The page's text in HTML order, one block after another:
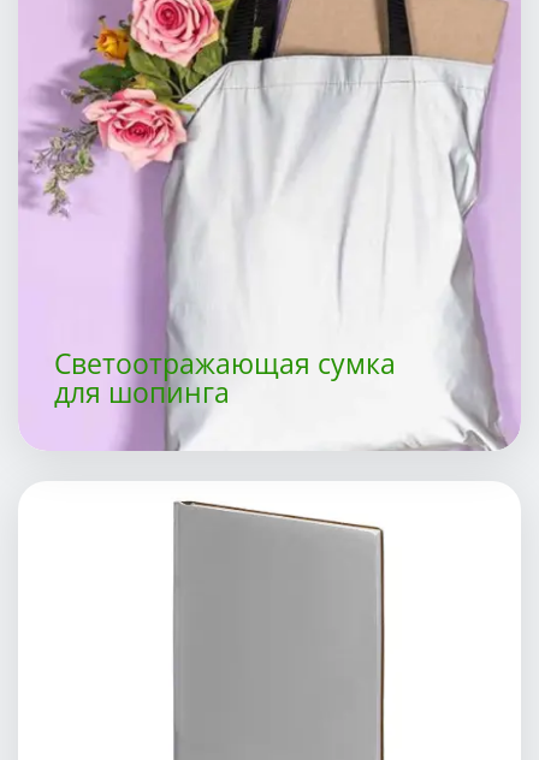
Светоотражающая сумка
для шопинга